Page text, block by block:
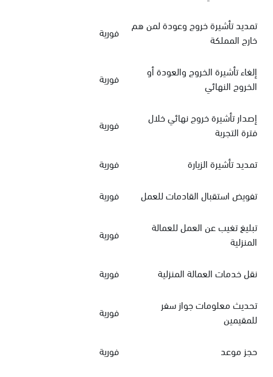
تمديد تأشيرة خروج وعودة لمن هم
خارج المملكة
فورية
إلغاء تأشيرة الخروج والعودة أو
الخروج النهائي
فورية
إصدار تأشيرة خروج نهائي خلال
فترة التجربة
فورية
تمديد تأشيرة الزيارة
فورية
تفويض استقبال القادمات للعمل
فورية
تبليغ تغيب عن العمل للعمالة
المنزلية
فورية
نقل خدمات العمالة المنزلية
فورية
تحديث معلومات جواز سفر
للمقيمين
فورية
حجز موعد
فورية